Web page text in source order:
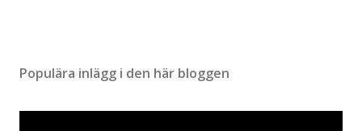
Populära inlägg i den här bloggen